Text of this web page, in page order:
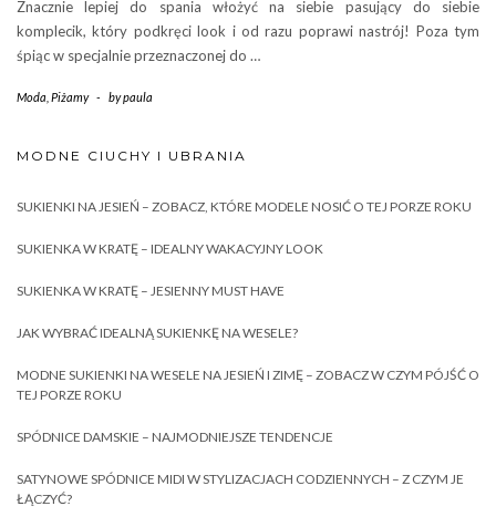
Znacznie lepiej do spania włożyć na siebie pasujący do siebie
komplecik, który podkręci look i od razu poprawi nastrój! Poza tym
śpiąc w specjalnie przeznaczonej do …
Moda Piżamy - bypaula
MODNE CIUCHY I UBRANIA
SUKIENKI NA JESIEŃ – ZOBACZ, KTÓRE MODELE NOSIĆ O TEJ PORZE ROKU
SUKIENKA W KRATĘ – IDEALNY WAKACYJNY LOOK
SUKIENKA W KRATĘ – JESIENNY MUST HAVE
JAK WYBRAĆ IDEALNĄ SUKIENKĘ NA WESELE?
MODNE SUKIENKI NA WESELE NA JESIEŃ I ZIMĘ – ZOBACZ W CZYM PÓJŚĆ O
TEJ PORZE ROKU
SPÓDNICE DAMSKIE – NAJMODNIEJSZE TENDENCJE
SATYNOWE SPÓDNICE MIDI W STYLIZACJACH CODZIENNYCH – Z CZYM JE
ŁĄCZYĆ?